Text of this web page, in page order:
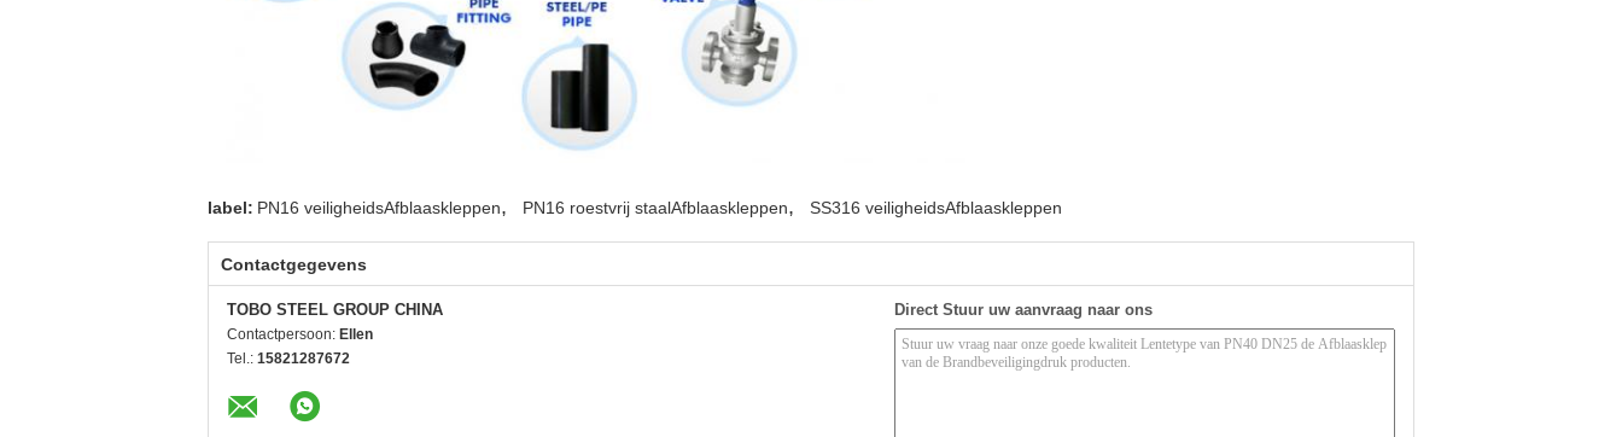
label: PN16 veiligheidsAfblaaskleppen, PN16 roestvrij staalAfblaaskleppen, SS316 veiligheidsAfblaaskleppen
Contactgegevens
TOBO STEEL GROUP CHINA
Contactpersoon: Ellen
Tel.: 15821287672
Direct Stuur uw aanvraag naar ons